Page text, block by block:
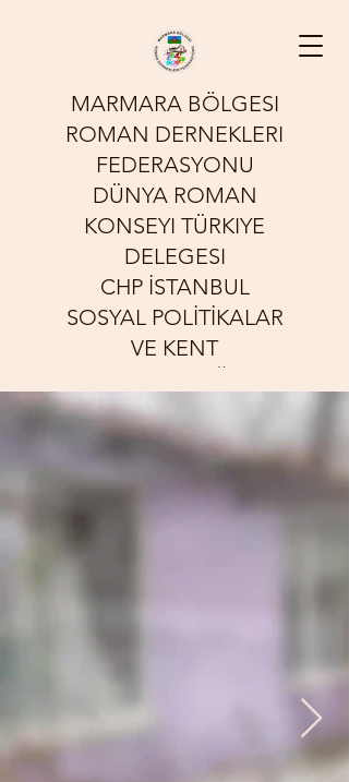
MARMARA BÖLGESI
ROMAN DERNEKLERI
FEDERASYONU
DÜNYA ROMAN
KONSEYI TÜRKIYE
DELEGESI
CHP İSTANBUL
SOSYAL POLİTİKALAR
VE KENT
KOMİSYONU
Sessizliğin Sesi Olmak İçin